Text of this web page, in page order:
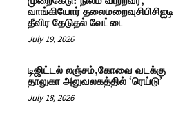
வாங்கியோர் தலைமறைவுசிபிசிஐடி
தீவிர தேடுதல் வேட்டை
July 19, 2026
டிஜிட்டல் லஞ்சம்,கோவை வடக்கு
தாலுகா அலுவலகத்தில் ‘ரெய்டு’
July 18, 2026